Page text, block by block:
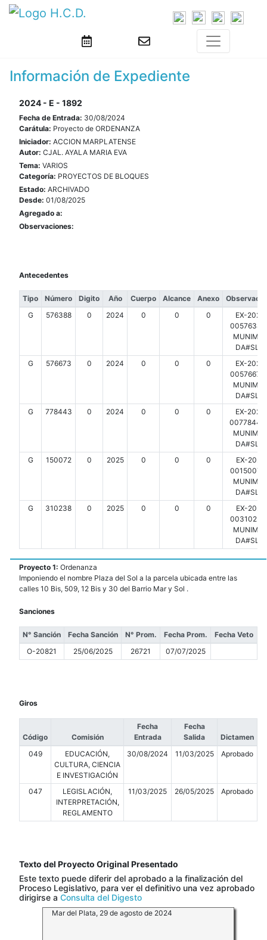
Información de Expediente
2024 - E - 1892
Fecha de Entrada: 30/08/2024
Carátula: Proyecto de ORDENANZA
Iniciador: ACCION MARPLATENSE
Autor: CJAL. AYALA MARIA EVA
Tema: VARIOS
Categoría: PROYECTOS DE BLOQUES
Estado: ARCHIVADO
Desde: 01/08/2025
Agregado a:
Observaciones:
Antecedentes
Tipo Número Digito Año Cuerpo Alcance Anexo
G
576388 0 2024 0 0 0
EX-
G
576673 0 2024 0 0 0
EX-
G
778443 0 2024 0 0 0
EX-
G
150072 0 2025 0 0 0
EX-
G
310238 0 2025 0 0 0
EX-
Proyecto 1: Ordenanza
Imponiendo el nombre Plaza del Sol a la parcela ubicada entre las
calles 10 Bis, 509, 12 Bis y 30 del Barrio Mar y Sol .
Sanciones
N° Sanción Fecha Sanción N° Prom. Fecha Prom.
Fecha Veto
O-20821
25/06/2025 26721 07/07/2025
Giros
Código Comisión
Fecha
Entrada
Fecha
Salida
Dictamen
049
EDUCACIÓN,
CULTURA, CIENCIA
E INVESTIGACIÓN
30/08/2024 11/03/2025 Aprobado
047
LEGISLACIÓN,
INTERPRETACIÓN,
REGLAMENTO
11/03/2025 26/05/2025 Aprobado
Texto del Proyecto Original Presentado
Este texto puede diferir del aprobado a la finalización del
Proceso Legislativo, para ver el definitivo una vez aprobado
dirigirse a Consulta del Digesto
Mar del Plata, 29 de agosto de 2024